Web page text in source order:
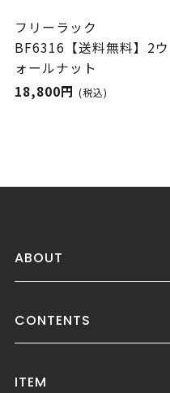
フリーラック
BF6316【送料無料】2ウ
ォールナット
18,800円 (税込)
ABOUT
CONTENTS
ITEM